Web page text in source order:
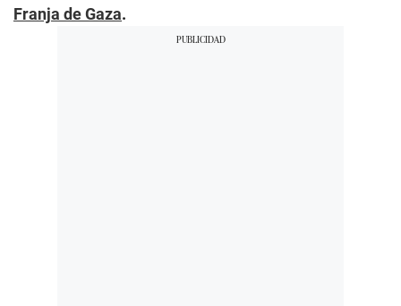
Franja de Gaza.